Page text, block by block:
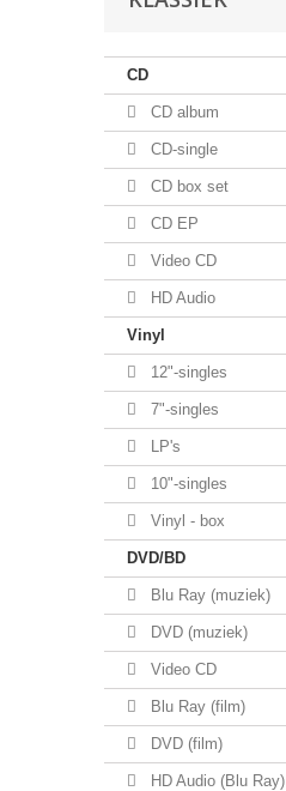
CD
CD album
CD-single
CD box set
CD EP
Video CD
HD Audio
Vinyl
12"-singles
7"-singles
LP's
10"-singles
Vinyl - box
DVD/BD
Blu Ray (muziek)
DVD (muziek)
Video CD
Blu Ray (film)
DVD (film)
HD Audio (Blu Ray)